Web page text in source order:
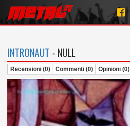
INTRONAUT - NULL
Recensioni (0) Commenti (0) Opinioni (0)